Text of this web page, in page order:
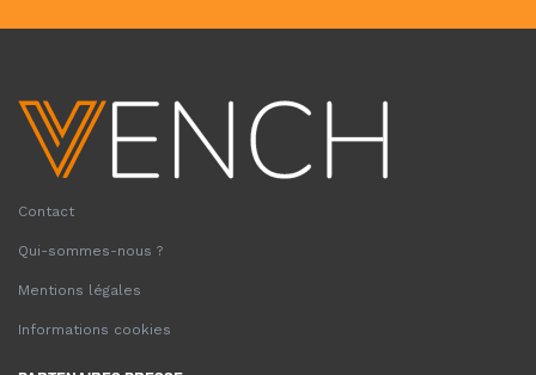
Contact
Qui-sommes-nous ?
Mentions légales
Informations cookies